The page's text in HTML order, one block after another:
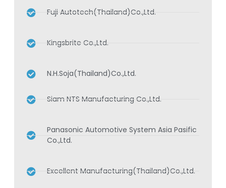
Fuji Autotech(Thailand)Co.,Ltd.
Kingsbrite Co.,Ltd.
N.H.Soja(Thailand)Co.,Ltd.
Siam NTS Manufacturing Co.,Ltd.
Panasonic Automotive System Asia Pasific
Co.,Ltd.
Excellent Manufacturing(Thailand)Co.,Ltd.